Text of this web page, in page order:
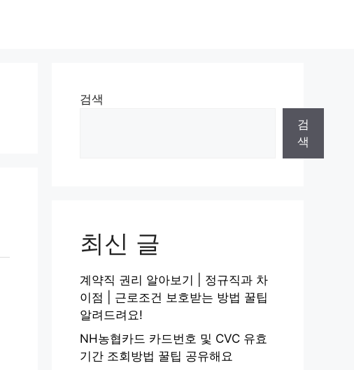
검색
검
색
최신 글
계약직 권리 알아보기 | 정규직과 차
이점 | 근로조건 보호받는 방법 꿀팁
알려드려요!
NH농협카드 카드번호 및 CVC 유효
기간 조회방법 꿀팁 공유해요